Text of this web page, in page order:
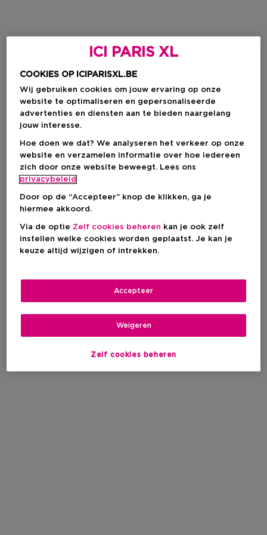
ICI PARIS XL
COOKIES OP ICIPARISXL.BE
Wij gebruiken cookies om jouw ervaring op onze
website te optimaliseren en gepersonaliseerde
advertenties en diensten aan te bieden naargelang
jouw interesse.
Hoe doen we dat? We analyseren het verkeer op onze
website en verzamelen informatie over hoe iedereen
zich door onze website beweegt. Lees ons
privacybeleid
Door op de “Accepteer” knop de klikken, ga je
hiermee akkoord.
Via de optie Zelf cookies beheren kan je ook zelf
instellen welke cookies worden geplaatst. Je kan je
keuze altijd wijzigen of intrekken.
Zelf cookies beheren
Weigeren
Accepteer